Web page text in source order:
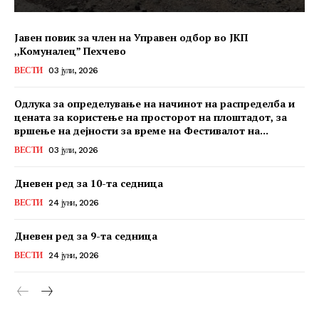
Јавен повик за член на Управен одбор во ЈКП
,,Комуналец” Пехчево
ВЕСТИ 03 јули, 2026
Одлука за определување на начинот на распределба и
цената за користење на просторот на плоштадот, за
вршење на дејности за време на Фестивалот на...
ВЕСТИ 03 јули, 2026
Дневен ред за 10-та седница
ВЕСТИ 24 јуни, 2026
Дневен ред за 9-та седница
ВЕСТИ 24 јуни, 2026